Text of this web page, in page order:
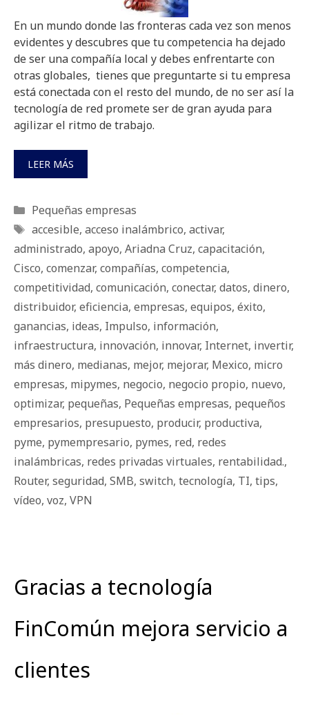
En un mundo donde las fronteras cada vez son menos
evidentes y descubres que tu competencia ha dejado
de ser una compañía local y debes enfrentarte con
otras globales, tienes que preguntarte si tu empresa
está conectada con el resto del mundo, de no ser así la
tecnología de red promete ser de gran ayuda para
agilizar el ritmo de trabajo.
LEER MÁS
Categorías
Pequeñas empresas
Etiquetas
accesible, acceso inalámbrico, activar,
administrado, apoyo, Ariadna Cruz, capacitación,
Cisco, comenzar, compañías, competencia,
competitividad, comunicación, conectar, datos, dinero,
distribuidor, eficiencia, empresas, equipos, éxito,
ganancias, ideas, Impulso, información,
infraestructura, innovación, innovar, Internet, invertir,
más dinero, medianas, mejor, mejorar, Mexico, micro
empresas, mipymes, negocio, negocio propio, nuevo,
optimizar, pequeñas, Pequeñas empresas, pequeños
empresarios, presupuesto, producir, productiva,
pyme, pymempresario, pymes, red, redes
inalámbricas, redes privadas virtuales, rentabilidad.,
Router, seguridad, SMB, switch, tecnología, TI, tips,
vídeo, voz, VPN
Gracias a tecnología
FinComún mejora servicio a
clientes